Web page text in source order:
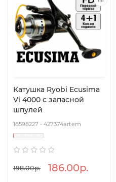
Катушка Ryobi Ecusima
Vi 4000 с запасной
шпулей
18598227 - 427374artem
198.00р. 186.00р.